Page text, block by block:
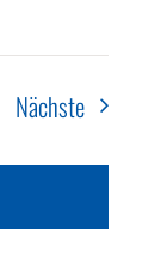
Nächste